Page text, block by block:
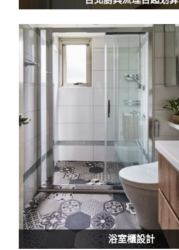
浴室櫃設計